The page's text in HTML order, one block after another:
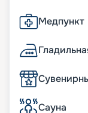
Медпункт
Сауна